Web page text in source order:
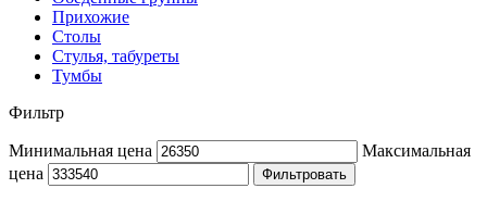
Прихожие
Столы
Стулья, табуреты
Тумбы
Фильтр
Минимальная цена
Максимальная
цена
Фильтровать